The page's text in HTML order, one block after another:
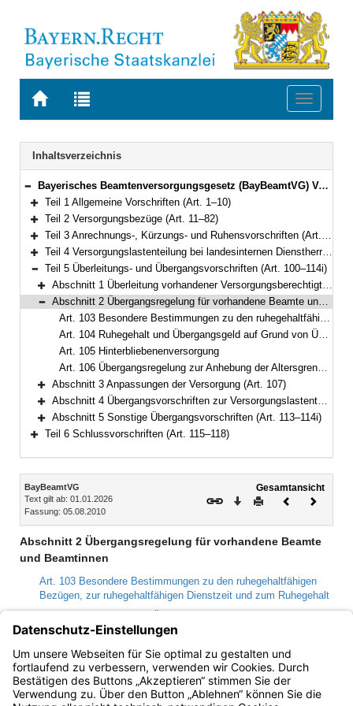
Zur
BAYERN.RECHT
Zur
letzten
Suche
Toggle
Navigation
Inhaltsverzeichnis
Bereich reduzieren
Bayerisches Beamtenversorgungsgesetz (BayBeamtVG) Vom 5. August 2010 (GVBl. S. 410, 528, 764) BayRS 2033-1-1-F (Art. 1–118)
Bereich erweitern
Teil 1 Allgemeine Vorschriften (Art. 1–10)
Bereich erweitern
Teil 2 Versorgungsbezüge (Art. 11–82)
Bereich erweitern
Teil 3 Anrechnungs-, Kürzungs- und Ruhensvorschriften (Art. 83–93)
Bereich erweitern
Teil 4 Versorgungslastenteilung bei landesinternen Dienstherrenwechseln (Art. 94–99a)
Bereich reduzieren
Teil 5 Überleitungs- und Übergangsvorschriften (Art. 100–114i)
Bereich erweitern
Abschnitt 1 Überleitung vorhandener Versorgungsberechtigter (Art. 100–102)
Bereich reduzieren
Abschnitt 2 Übergangsregelung für vorhandene Beamte und Beamtinnen (Art. 103–106)
Art. 103 Besondere Bestimmungen zu den ruhegehaltfähigen Bezügen, zur ruhegehaltfähigen Dienstzeit und zum Ruhegehalt
Art. 104 Ruhegehalt und Übergangsgeld auf Grund von Übergangsregelungen im Besoldungsrecht
Art. 105 Hinterbliebenenversorgung
Art. 106 Übergangsregelung zur Anhebung der Altersgrenzen
Bereich erweitern
Abschnitt 3 Anpassungen der Versorgung (Art. 107)
Bereich erweitern
Abschnitt 4 Übergangsvorschriften zur Versorgungslastenteilung (Art. 108–112)
Bereich erweitern
Abschnitt 5 Sonstige Übergangsvorschriften (Art. 113–114i)
Teil 6 Schlussvorschriften (Art. 115–118)
Inhalt
BayBeamtVG
Text gilt ab: 01.01.2026
Fassung: 05.08.2010
Gesamtansicht
Download
DruckenVorheriges
Abschnitt 2 Übergangsregelung für vorhandene Beamte
und Beamtinnen
Art. 103 Besondere Bestimmungen zu den ruhegehaltfähigen
Bezügen, zur ruhegehaltfähigen Dienstzeit und zum Ruhegehalt
Übergangsregelungen im Besoldungsrecht
Art. 105 Hinterbliebenenversorgung
Art. 106 Übergangsregelung zur Anhebung der Altersgrenzen